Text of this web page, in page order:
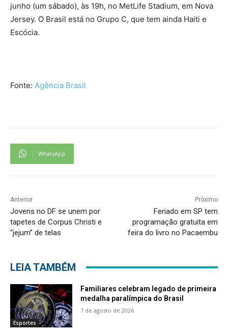
junho (um sábado), às 19h, no MetLife Stadium, em Nova
Jersey. O Brasil está no Grupo C, que tem ainda Haiti e
Escócia.
Fonte: Agência Brasil
WhatsApp
Anterior
Jovens no DF se unem por
tapetes de Corpus Christi e
“jejum” de telas
Próximo
Feriado em SP tem
programação gratuita em
feira do livro no Pacaembu
LEIA TAMBÉM
Esportes
Familiares celebram legado de primeira
medalha paralímpica do Brasil
7 de agosto de 2026